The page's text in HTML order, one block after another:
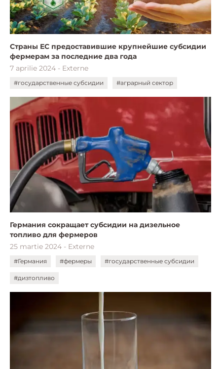
Cтраны ЕС предоставившие крупнейшие субсидии
фермерам за последние два года
7 aprilie 2024 - Externe
#государственные субсидии #аграрный сектор
Германия сокращает субсидии на дизельное
топливо для фермеров
25 martie 2024 - Externe
#Германия #фермеры #государственные субсидии
#дизтопливо